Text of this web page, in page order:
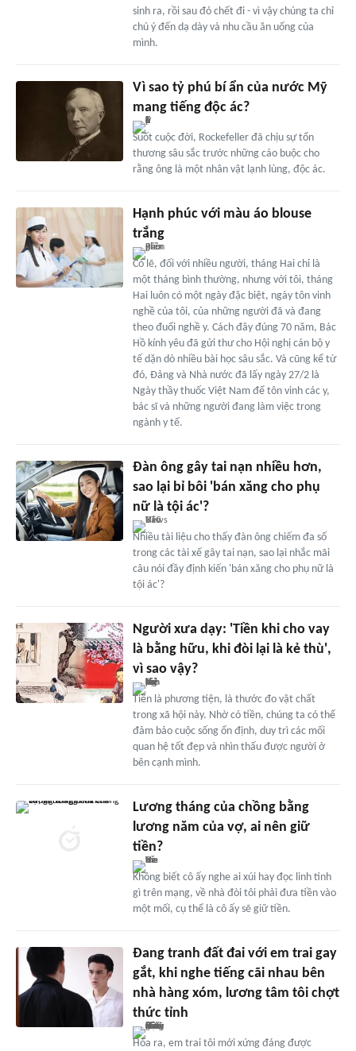
sinh ra, rồi sau đó chết đi - vì vậy chúng ta chỉ
chú ý đến dạ dày và nhu cầu ăn uống của
mình.
Vì sao tỷ phú bí ẩn của nước Mỹ
mang tiếng độc ác?
Suốt cuộc đời, Rockefeller đã chịu sự tổn
thương sâu sắc trước những cáo buộc cho
rằng ông là một nhân vật lạnh lùng, độc ác.
Hạnh phúc với màu áo blouse
trắng
Có lẽ, đối với nhiều người, tháng Hai chỉ là
một tháng bình thường, nhưng với tôi, tháng
Hai luôn có một ngày đặc biệt, ngày tôn vinh
nghề của tôi, của những người đã và đang
theo đuổi nghề y. Cách đây đúng 70 năm, Bác
Hồ kính yêu đã gửi thư cho Hội nghị cán bộ y
tế dặn dò nhiều bài học sâu sắc. Và cũng kể từ
đó, Đảng và Nhà nước đã lấy ngày 27/2 là
Ngày thầy thuốc Việt Nam để tôn vinh các y,
bác sĩ và những người đang làm việc trong
ngành y tế.
Đàn ông gây tai nạn nhiều hơn,
sao lại bỉ bôi 'bán xăng cho phụ
nữ là tội ác'?
Nhiều tài liệu cho thấy đàn ông chiếm đa số
trong các tài xế gây tai nạn, sao lại nhắc mãi
câu nói đầy định kiến 'bán xăng cho phụ nữ là
tội ác'?
Người xưa dạy: 'Tiền khi cho vay
là bằng hữu, khi đòi lại là kẻ thù',
vì sao vậy?
Tiền là phương tiện, là thước đo vật chất
trong xã hội này. Nhờ có tiền, chúng ta có thể
đảm bảo cuộc sống ổn định, duy trì các mối
quan hệ tốt đẹp và nhìn thấu được người ở
bên cạnh mình.
Lương tháng của chồng bằng
lương năm của vợ, ai nên giữ
tiền?
Không biết cô ấy nghe ai xúi hay đọc linh tinh
gì trên mạng, về nhà đòi tôi phải đưa tiền vào
một mối, cụ thể là cô ấy sẽ giữ tiền.
Đang tranh đất đai với em trai gay
gắt, khi nghe tiếng cãi nhau bên
nhà hàng xóm, lương tâm tôi chợt
thức tỉnh
Hóa ra, em trai tôi mới xứng đáng được